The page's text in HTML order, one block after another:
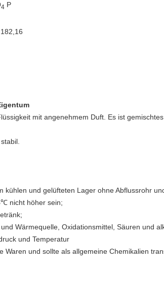
4 P
mit angenehmem Duft. Es ist
kühlen und gelüfteten Lager ohne Abflussrohr
nicht höher sein;
Wärmequelle, Oxidationsmittel, Säuren und
und Temperatur
Waren und sollte als allgemeine Chemikalien